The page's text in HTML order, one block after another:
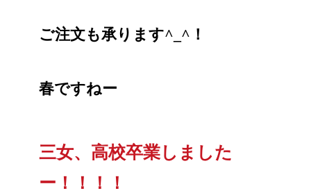
ご注文も承ります^_^！
春ですねー
三女、高校卒業しました
ー！！！！